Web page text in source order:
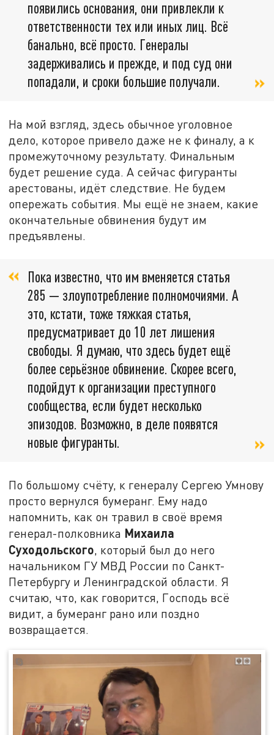
появились основания, они привлекли к
ответственности тех или иных лиц. Всё
банально, всё просто. Генералы
задерживались и прежде, и под суд они
попадали, и сроки большие получали.
На мой взгляд, здесь обычное уголовное
дело, которое привело даже не к финалу, а к
промежуточному результату. Финальным
будет решение суда. А сейчас фигуранты
арестованы, идёт следствие. Не будем
опережать события. Мы ещё не знаем, какие
окончательные обвинения будут им
предъявлены.
Пока известно, что им вменяется статья
285 — злоупотребление полномочиями. А
это, кстати, тоже тяжкая статья,
предусматривает до 10 лет лишения
свободы. Я думаю, что здесь будет ещё
более серьёзное обвинение. Скорее всего,
подойдут к организации преступного
сообщества, если будет несколько
эпизодов. Возможно, в деле появятся
новые фигуранты.
По большому счёту, к генералу Сергею Умнову
просто вернулся бумеранг. Ему надо
напомнить, как он травил в своё время
генерал-полковника Михаила
Суходольского, который был до него
начальником ГУ МВД России по Санкт-
Петербургу и Ленинградской области. Я
считаю, что, как говорится, Господь всё
видит, а бумеранг рано или поздно
возвращается.